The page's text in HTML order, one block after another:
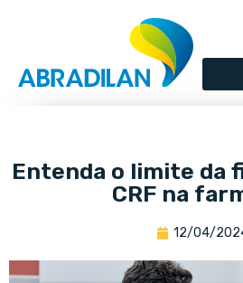
Entenda o limite da
CRF na
12/04/